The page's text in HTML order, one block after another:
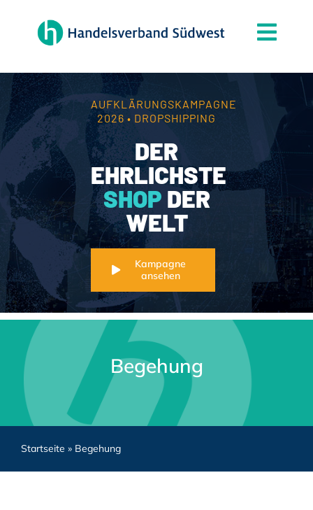
Themen
Mitgliedschaft
Partner
News
Handelsjournal
Kontakt
AUFKLÄRUNGSKAMPAGNE
2026 • DROPSHIPPING
DER
EHRLICHSTE
SHOP DER
WELT
Kampagne
ansehen
Begehung
Startseite » Begehung